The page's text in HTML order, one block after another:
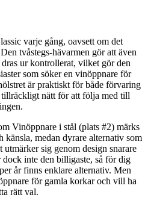
varje gång, oavsett om det
tvåstegs-hävarmen gör att även
ur kontrollerat, vilket gör den
som söker en vinöppnare för
är praktiskt för både förvaring
nätt för att följa med till
Vinöppnare i stål (plats #2) märks
medan dyrare alternativ som
sig genom design snarare
inte den billigaste, så för dig
år finns enklare alternativ. Men
för gamla korkar och vill ha
rätt val.